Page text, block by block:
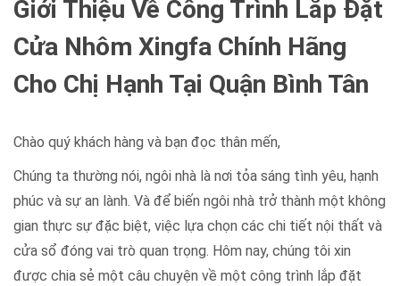
Giới Thiệu Về Công Trình Lắp Đặt
Cửa Nhôm Xingfa Chính Hãng
Cho Chị Hạnh Tại Quận Bình Tân
Chào quý khách hàng và bạn đọc thân mến,
Chúng ta thường nói, ngôi nhà là nơi tỏa sáng tình yêu, hạnh
phúc và sự an lành. Và để biến ngôi nhà trở thành một không
gian thực sự đặc biệt, việc lựa chọn các chi tiết nội thất và
cửa sổ đóng vai trò quan trọng. Hôm nay, chúng tôi xin
được chia sẻ một câu chuyện về một công trình lắp đặt